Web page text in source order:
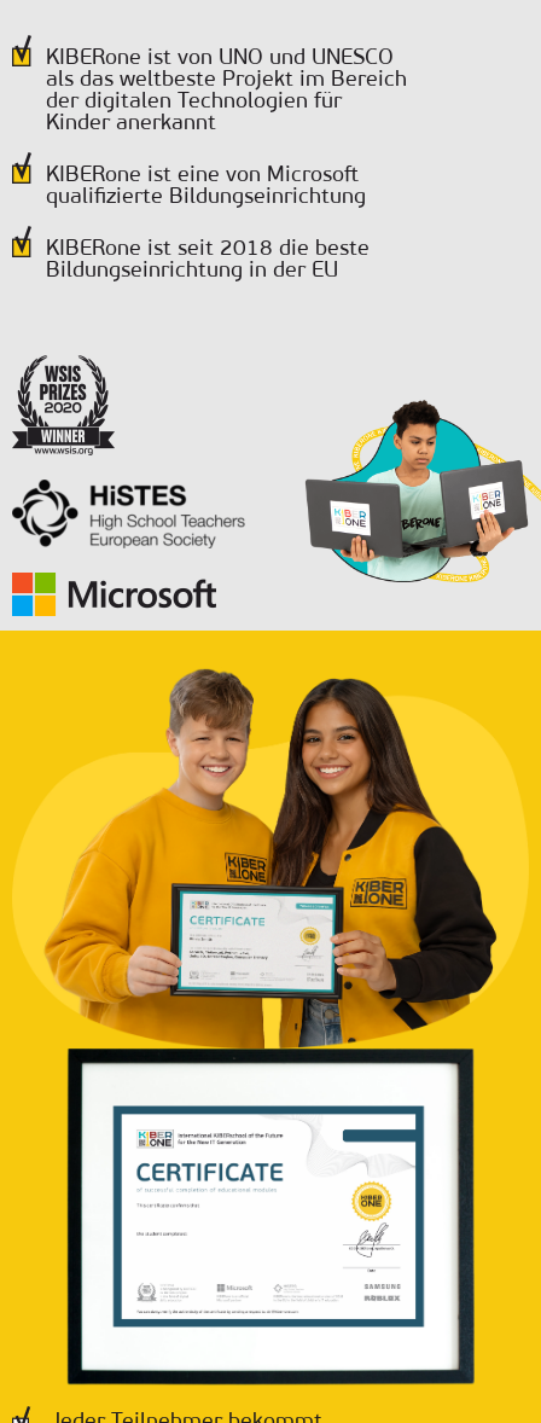
KIBERone ist von UNO und UNESCO
als das weltbeste Projekt im Bereich
der digitalen Technologien für
Kinder anerkannt
KIBERone ist eine von Microsoft
qualifizierte Bildungseinrichtung
KIBERone ist seit 2018 die beste
Bildungseinrichtung in der EU